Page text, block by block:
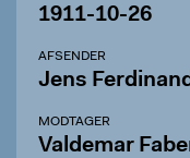
1911-10-26
AFSENDER
Jens
MODTAGER
Valdemar